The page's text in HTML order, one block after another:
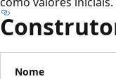
Nome